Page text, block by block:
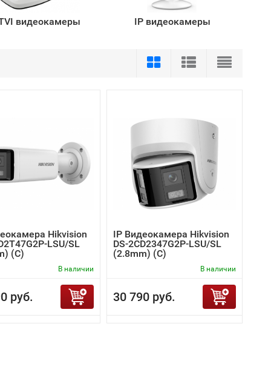
видеокамеры IP видеокамеры
Hikvision
LSU/SL
(C)
В наличии
руб.
IP Видеокамера Hikvision
DS-2CD2347G2P-LSU/SL
(2.8mm) (C)
В наличии
30 790 руб.